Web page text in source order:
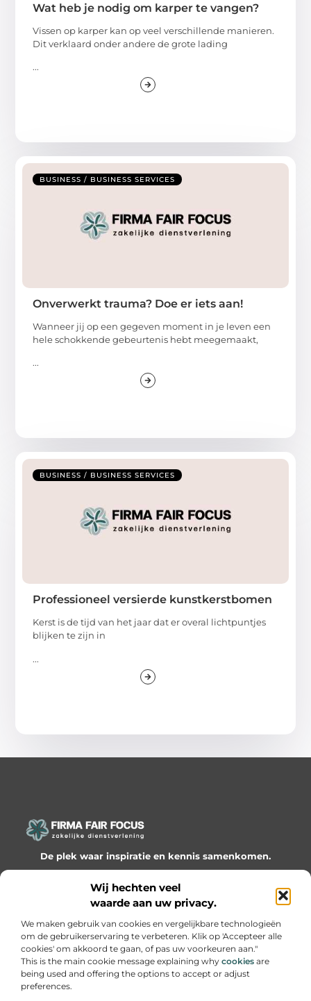
Wij hechten veel
waarde aan uw privacy.
We maken gebruik van cookies en vergelijkbare technologieën
om de gebruikerservaring te verbeteren. Klik op 'Accepteer alle
cookies' om akkoord te gaan, of pas uw voorkeuren aan."
This is the main cookie message explaining why cookies are
being used and offering the options to accept or adjust
preferences.
Wat heb je nodig om karper te vangen?
Vissen op karper kan op veel verschillende manieren.
Dit verklaard onder andere de grote lading
...
BUSINESS / BUSINESS SERVICES
Onverwerkt trauma? Doe er iets aan!
Wanneer jij op een gegeven moment in je leven een
hele schokkende gebeurtenis hebt meegemaakt,
...
BUSINESS / BUSINESS SERVICES
Professioneel versierde kunstkerstbomen
Kerst is de tijd van het jaar dat er overal lichtpuntjes
blijken te zijn in
...
De plek waar inspiratie en kennis samenkomen.
Ontdek onze blogs en artikelen en laat je verrassen door
waardevolle inzichten en nieuwe ideeën!
Bericht categorie
Onze informatie